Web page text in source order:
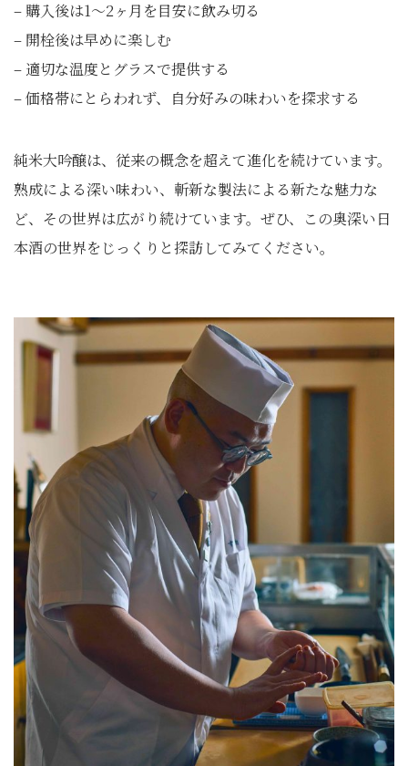
– 購入後は1～2ヶ月を目安に飲み切る
– 開栓後は早めに楽しむ
– 適切な温度とグラスで提供する
– 価格帯にとらわれず、自分好みの味わいを探求する
純米大吟醸は、従来の概念を超えて進化を続けています。
熟成による深い味わい、斬新な製法による新たな魅力な
ど、その世界は広がり続けています。ぜひ、この奥深い日
本酒の世界をじっくりと探訪してみてください。